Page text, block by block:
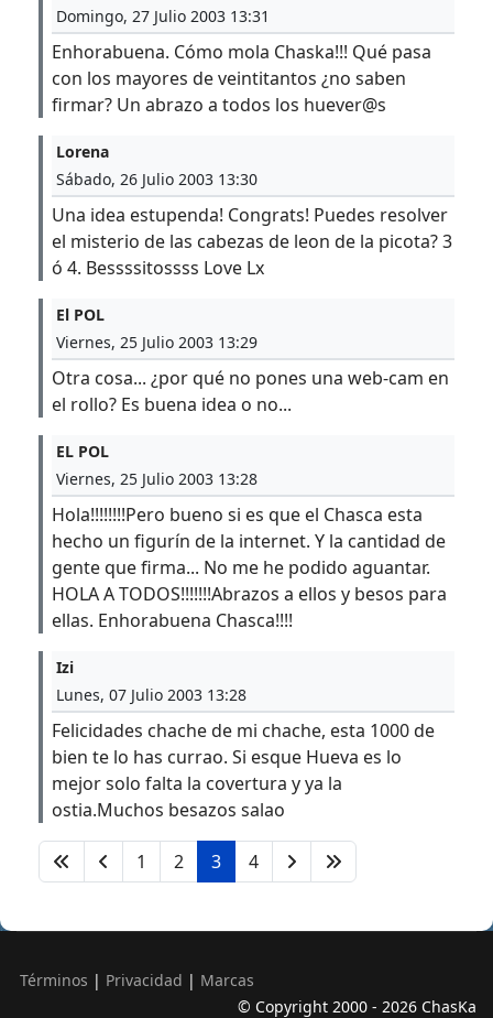
Domingo, 27 Julio 2003 13:31
Enhorabuena. Cómo mola Chaska!!! Qué pasa
con los mayores de veintitantos ¿no saben
firmar? Un abrazo a todos los huever@s
Lorena
Sábado, 26 Julio 2003 13:30
Una idea estupenda! Congrats! Puedes resolver
el misterio de las cabezas de leon de la picota? 3
ó 4. Bessssitossss Love Lx
El POL
Viernes, 25 Julio 2003 13:29
Otra cosa... ¿por qué no pones una web-cam en
el rollo? Es buena idea o no...
EL POL
Viernes, 25 Julio 2003 13:28
Hola!!!!!!!!Pero bueno si es que el Chasca esta
hecho un figurín de la internet. Y la cantidad de
gente que firma... No me he podido aguantar.
HOLA A TODOS!!!!!!!Abrazos a ellos y besos para
ellas. Enhorabuena Chasca!!!!
Izi
Lunes, 07 Julio 2003 13:28
Felicidades chache de mi chache, esta 1000 de
bien te lo has currao. Si esque Hueva es lo
mejor solo falta la covertura y ya la
ostia.Muchos besazos salao
1 2 3 4
Términos | Privacidad | Marcas
© Copyright 2000 - 2026 ChasKa